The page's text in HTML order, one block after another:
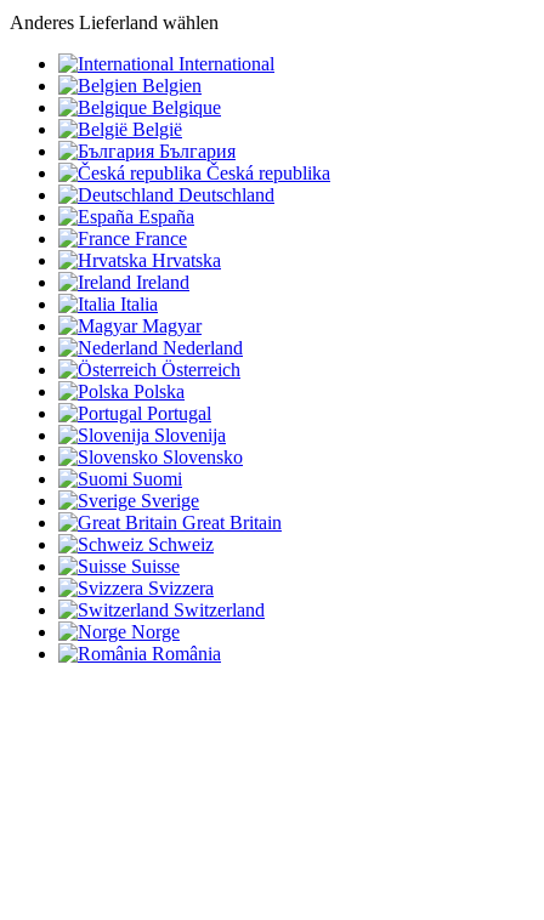
Anderes Lieferland wählen
International
Belgien
Belgique
België
България
Česká republika
Deutschland
España
France
Hrvatska
Ireland
Italia
Magyar
Nederland
Österreich
Polska
Portugal
Slovenija
Slovensko
Suomi
Sverige
Great Britain
Schweiz
Suisse
Svizzera
Switzerland
Norge
România